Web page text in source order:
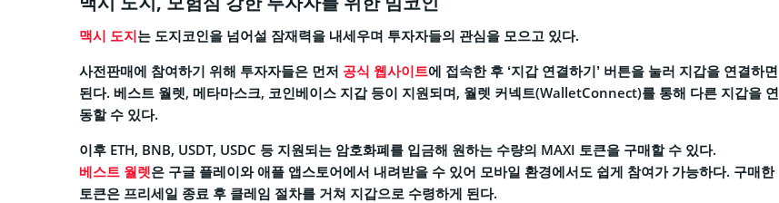
맥시 도지는 도지코인을 넘어설 잠재력을 내세우며 투자자들의 관심을 모으고 있다.
사전판매에 참여하기 위해 투자자들은 먼저 공식 웹사이트에 접속한 후 ‘지갑 연결하기’ 버튼을 눌러 지갑을 연결하면
된다. 베스트 월렛, 메타마스크, 코인베이스 지갑 등이 지원되며, 월렛 커넥트(WalletConnect)를 통해 다른 지갑을 연
동할 수 있다.
이후 ETH, BNB, USDT, USDC 등 지원되는 암호화폐를 입금해 원하는 수량의 MAXI 토큰을 구매할 수 있다.
베스트 월렛은 구글 플레이와 애플 앱스토어에서 내려받을 수 있어 모바일 환경에서도 쉽게 참여가 가능하다. 구매한
토큰은 프리세일 종료 후 클레임 절차를 거쳐 지갑으로 수령하게 된다.